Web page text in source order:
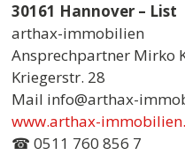
30161 Hannover – List
arthax-immobilien
Ansprechpartner Mirko
Kriegerstr. 28
Mail info@arthax-
www.arthax-
☎ 0511 760 856 7